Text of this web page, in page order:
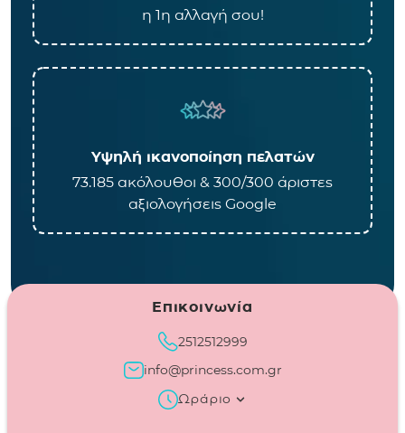
η 1η αλλαγή σου!
Υψηλή ικανοποίηση πελατών
73.185 ακόλουθοι & 300/300 άριστες
αξιολογήσεις Google
Επικοινωνία
2512512999
info@princess.com.gr
Ωράριο